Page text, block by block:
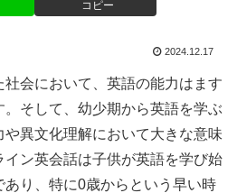
コピー
2024.12.17
会において、英語の能力はます
。そして、幼少期から英語を学ぶ
異文化理解において大きな意味
イン英会話は子供が英語を学び始
り、特に0歳からという早い時